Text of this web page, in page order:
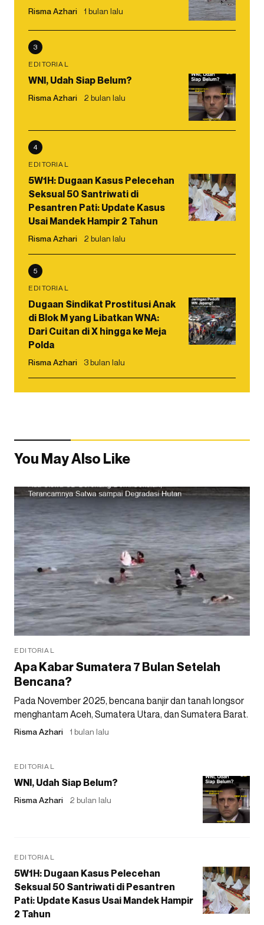
Risma Azhari 1 bulan lalu
3
EDITORIAL
WNI, Udah Siap Belum?
Risma Azhari 2 bulan lalu
4
EDITORIAL
5W1H: Dugaan Kasus Pelecehan
Seksual 50 Santriwati di
Pesantren Pati: Update Kasus
Usai Mandek Hampir 2 Tahun
Risma Azhari 2 bulan lalu
5
EDITORIAL
Dugaan Sindikat Prostitusi Anak
di Blok M yang Libatkan WNA:
Dari Cuitan di X hingga ke Meja
Polda
Risma Azhari 3 bulan lalu
You May Also Like
EDITORIAL
Apa Kabar Sumatera 7 Bulan Setelah
Bencana?
Pada November 2025, bencana banjir dan tanah longsor
menghantam Aceh, Sumatera Utara, dan Sumatera Barat.
Risma Azhari 1 bulan lalu
EDITORIAL
WNI, Udah Siap Belum?
Risma Azhari 2 bulan lalu
EDITORIAL
5W1H: Dugaan Kasus Pelecehan
Seksual 50 Santriwati di Pesantren
Pati: Update Kasus Usai Mandek Hampir
2 Tahun